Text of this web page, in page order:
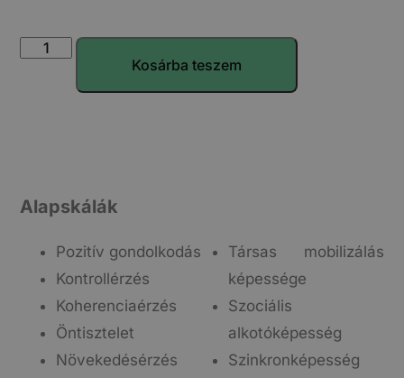
Kosárba teszem
Alapskálák
Pozitív gondolkodás
Kontrollérzés
Koherenciaérzés
Öntisztelet
Növekedésérzés
Társas mobilizálás
képessége
Szociális
alkotóképesség
Szinkronképesség